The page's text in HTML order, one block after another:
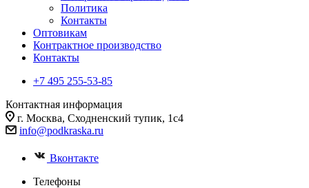
Политика
Контакты
Оптовикам
Контрактное производство
Контакты
+7 495 255-53-85
Контактная информация
г. Москва, Сходненский тупик, 1с4
info@podkraska.ru
Вконтакте
Телефоны